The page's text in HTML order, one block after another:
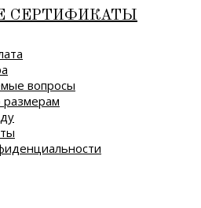
СЕРТИФИКАТЫ
вопросы
размерам